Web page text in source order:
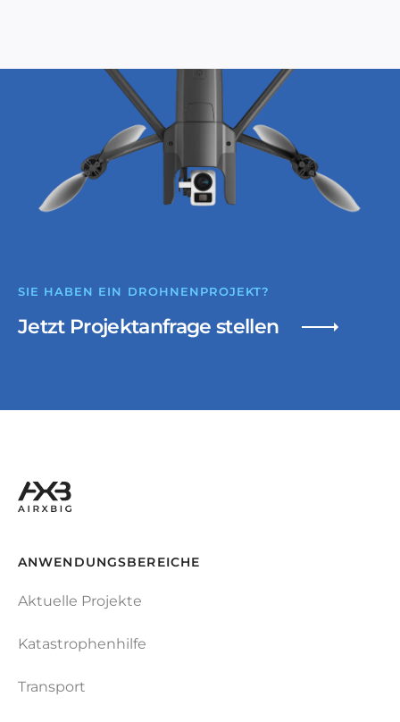
SIE HABEN EIN DROHNENPROJEKT?
Jetzt Projektanfrage stellen
ANWENDUNGSBEREICHE
Aktuelle Projekte
Katastrophenhilfe
Transport